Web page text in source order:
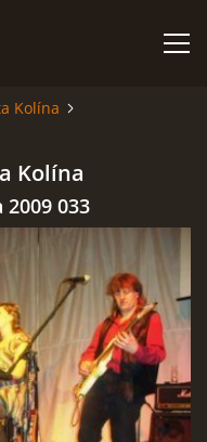
Kolína
Kolína
033